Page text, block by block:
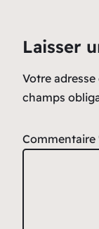
Laisser
Votre
champs
Commentaire